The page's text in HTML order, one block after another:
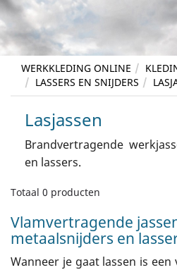
WERKKLEDING ONLINE
LASSERS EN SNIJDERS
Lasjassen
Brandvertragende
en lassers.
Totaal 0 producten
Vlamvertragende
metaalsnijders en
Wanneer je gaat lassen is een